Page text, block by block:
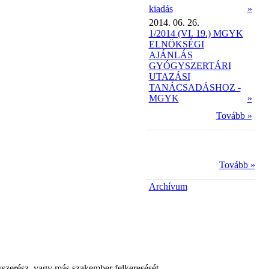
kiadás
»
2014. 06. 26.
1/2014 (VI. 19.) MGYK
ELNÖKSÉGI
AJÁNLÁS
GYÓGYSZERTÁRI
UTAZÁSI
TANÁCSADÁSHOZ -
MGYK
»
Tovább »
Tovább »
Archívum